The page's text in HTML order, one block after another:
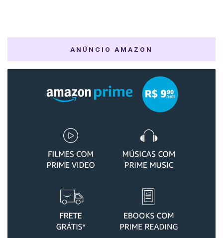
ANÚNCIO AMAZON